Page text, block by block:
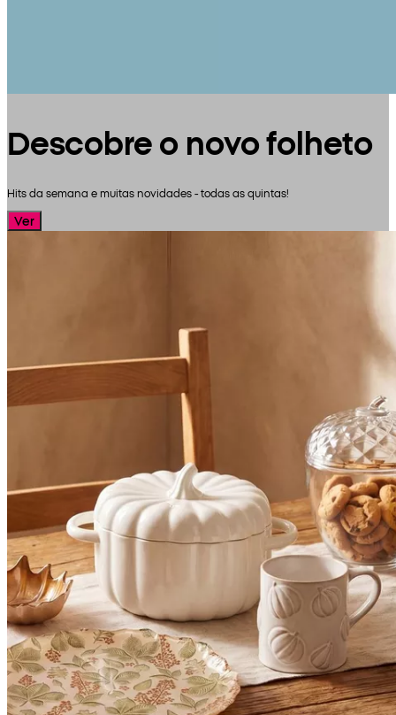
Descobre o novo folheto
Hits da semana e muitas novidades - todas as quintas!
Ver